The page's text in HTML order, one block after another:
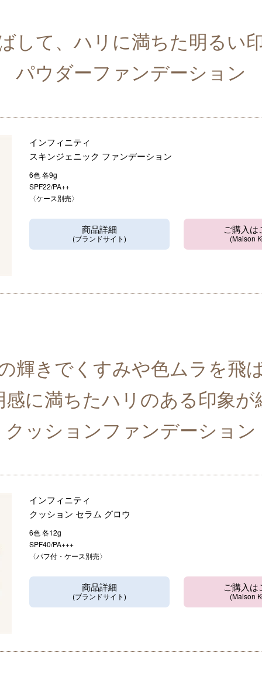
して、 ハリに満ちた明るい
パウダーファンデーション
インフィニティ
スキンジェニック ファンデーション
6色 各9g
SPF22/PA++
〈ケース別売〉
商品詳細
(ブランドサイト)
ご購入は
(Maison
輝きでくすみや色ムラを飛ば
感に満ちたハリのある印象が
クッションファンデーション
インフィニティ
クッション セラム グロウ
6色 各12g
SPF40/PA+++
〈パフ付・ケース別売〉
商品詳細
(ブランドサイト)
ご購入は
(Maison